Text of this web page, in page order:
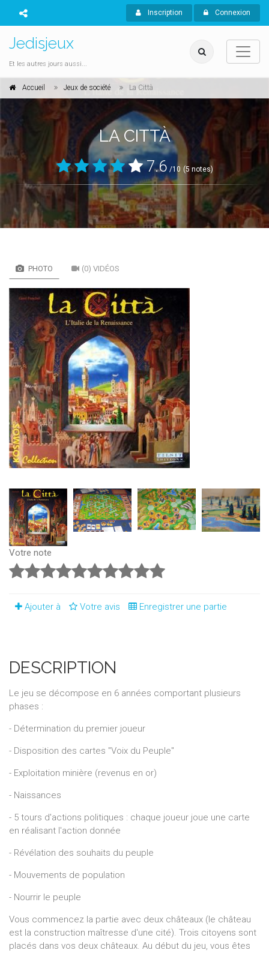
Inscription Connexion
Jedisjeux
Et les autres jours aussi...
Accueil Jeux de société La Città
LA CITTÀ
7.6 /10 (5 notes)
PHOTO (0) VIDÉOS
Votre note
Ajouter à Votre avis Enregistrer une partie
DESCRIPTION
Le jeu se décompose en 6 années comportant plusieurs
phases :
- Détermination du premier joueur
- Disposition des cartes "Voix du Peuple"
- Exploitation minière (revenus en or)
- Naissances
- 5 tours d'actions politiques : chaque joueur joue une carte
en réalisant l'action donnée
- Révélation des souhaits du peuple
- Mouvements de population
- Nourrir le peuple
Vous commencez la partie avec deux châteaux (le château
est la construction maîtresse d'une cité). Trois citoyens sont
placés dans vos deux châteaux. Au début du jeu, vous êtes